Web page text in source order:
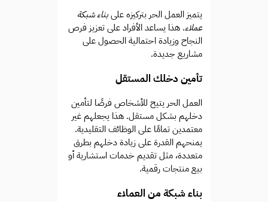
يتميز العمل الحر بتركيزه علىبناء شبكة
عملاء. هذا يساعد الأفراد على تعزيز فرص
النجاح وزيادة احتمالية الحصول على
مشاريع جديدة.
تأمين دخلك المستقل
العمل الحر يتيح للأشخاص فرصًا لتأمين
دخلهم بشكل مستقل. هذا يجعلهم غير
معتمدين تمامًا على الوظائف التقليدية.
يمنحهم القدرة على زيادة دخلهم بطرق
متعددة، مثل تقديم خدمات استشارية أو
بيع منتجات رقمية.
بناء شبكة من العملاء